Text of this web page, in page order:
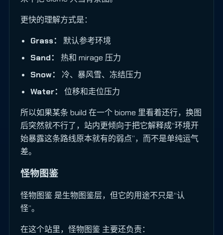
更快的理解方式是：
Grass：
默认参考环境
Sand：
热和 mirage 压力
Snow：
冷、暴风雪、冻结压力
Water：
位移和走位压力
所以如果某条 build 在一个 biome 里看着还行，换图
后突然就不行了，站内更倾向于把它解释成“环境开
始暴露这条路线原本就有的弱点”，而不是单纯运气
差。
怪物图鉴
怪物图鉴是生物图鉴层，但它的用途不只是“认
怪”。
在这个站里，怪物图鉴 主要还负责：